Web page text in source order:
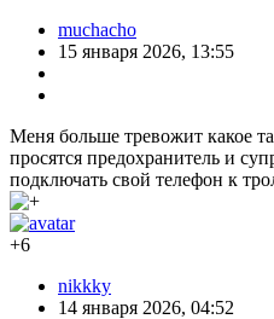
muchacho
15 января 2026, 13:55
Меня больше тревожит какое
просятся предохранитель и
подключать свой телефон к
+6
nikkky
14 января 2026, 04:52